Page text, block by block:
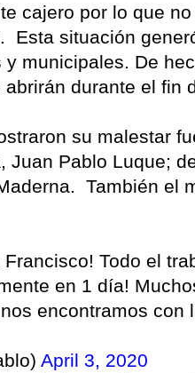
cajero por lo que
Esta situación
municipales. De
durante el fin
su malestar
Pablo Luque;
También el
Todo el
en 1 día!
encontramos con
April 3, 2020